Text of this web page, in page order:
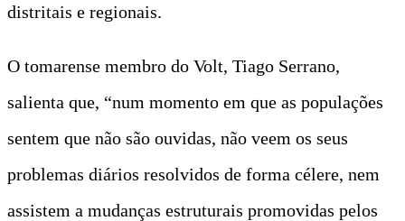
distritais e regionais.
O tomarense membro do Volt, Tiago Serrano,
salienta que, “num momento em que as populações
sentem que não são ouvidas, não veem os seus
problemas diários resolvidos de forma célere, nem
assistem a mudanças estruturais promovidas pelos